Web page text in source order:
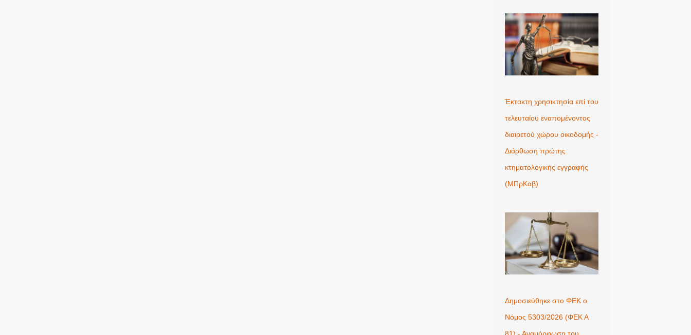
Έκτακτη χρησικτησία επί του
τελευταίου εναπομένοντος
διαιρετού χώρου οικοδομής -
Διόρθωση πρώτης
κτηματολογικής εγγραφής
(ΜΠρΚαβ)
Δημοσιεύθηκε στο ΦΕΚ ο
Νόμος 5303/2026 (ΦΕΚ Α